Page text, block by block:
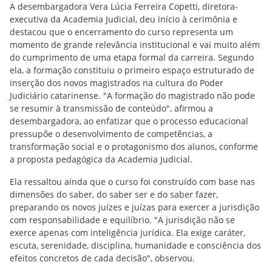
A desembargadora Vera Lúcia Ferreira Copetti, diretora-
executiva da Academia Judicial, deu início à cerimônia e
destacou que o encerramento do curso representa um
momento de grande relevância institucional e vai muito além
do cumprimento de uma etapa formal da carreira. Segundo
ela, a formação constituiu o primeiro espaço estruturado de
inserção dos novos magistrados na cultura do Poder
Judiciário catarinense. "A formação do magistrado não pode
se resumir à transmissão de conteúdo", afirmou a
desembargadora, ao enfatizar que o processo educacional
pressupõe o desenvolvimento de competências, a
transformação social e o protagonismo dos alunos, conforme
a proposta pedagógica da Academia Judicial.
Ela ressaltou ainda que o curso foi construído com base nas
dimensões do saber, do saber ser e do saber fazer,
preparando os novos juízes e juízas para exercer a jurisdição
com responsabilidade e equilíbrio. "A jurisdição não se
exerce apenas com inteligência jurídica. Ela exige caráter,
escuta, serenidade, disciplina, humanidade e consciência dos
efeitos concretos de cada decisão", observou.